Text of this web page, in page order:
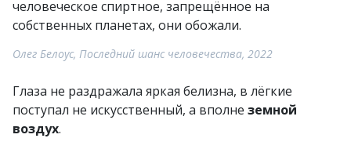
человеческое спиртное, запрещённое на
собственных планетах, они обожали.
Олег Белоус, Последний шанс человечества, 2022
Глаза не раздражала яркая белизна, в лёгкие
поступал не искусственный, а вполне земной
воздух.